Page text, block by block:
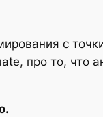
с
про то, что